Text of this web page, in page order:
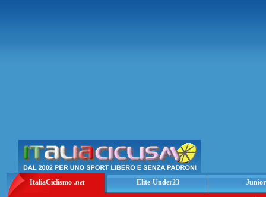
ItaliaCiclismo .net Elite-Under23